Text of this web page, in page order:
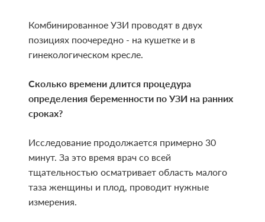
Комбинированное УЗИ проводят в двух
позициях поочередно - на кушетке и в
гинекологическом кресле.
Сколько времени длится процедура
определения беременности по УЗИ на ранних
сроках?
Исследование продолжается примерно 30
минут. За это время врач со всей
тщательностью осматривает область малого
таза женщины и плод, проводит нужные
измерения.